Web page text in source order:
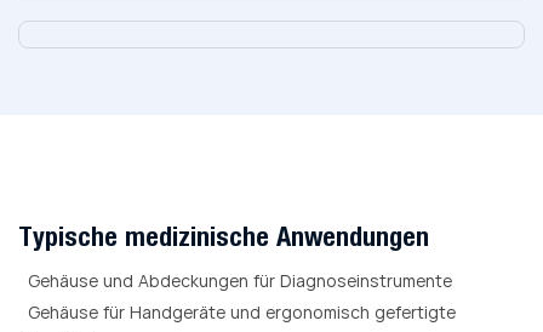
Typische medizinische Anwendungen
Gehäuse und Abdeckungen für Diagnoseinstrumente
Gehäuse für Handgeräte und ergonomisch gefertigte